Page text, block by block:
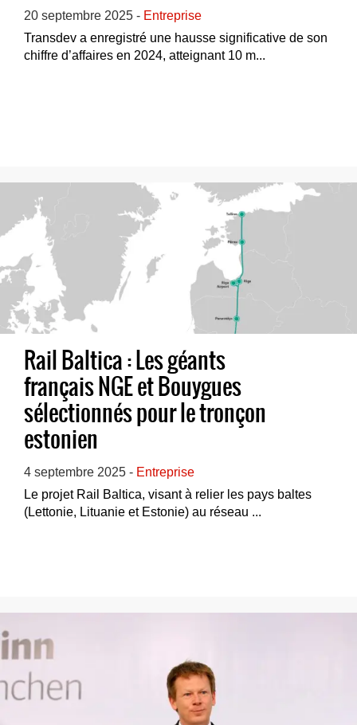
20 septembre 2025 - Entreprise
Transdev a enregistré une hausse significative de son
chiffre d’affaires en 2024, atteignant 10 m...
Rail Baltica : Les géants
français NGE et Bouygues
sélectionnés pour le tronçon
estonien
4 septembre 2025 - Entreprise
Le projet Rail Baltica, visant à relier les pays baltes
(Lettonie, Lituanie et Estonie) au réseau ...